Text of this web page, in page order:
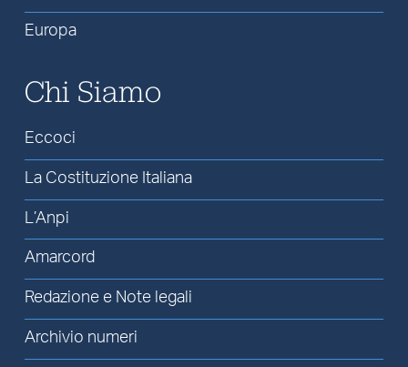
Europa
Chi Siamo
Eccoci
La Costituzione Italiana
L’Anpi
Amarcord
Redazione e Note legali
Archivio numeri